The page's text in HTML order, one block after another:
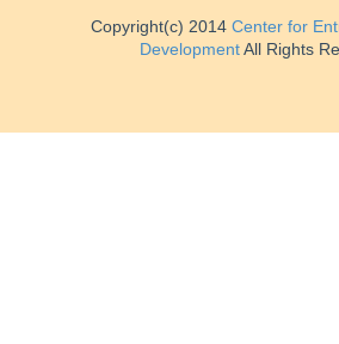
Copyright(c) 2014 Center for
DevelopmentAll Rights